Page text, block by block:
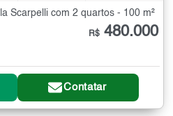
Scarpelli com 2 quartos - 100 m²
R$ 480.000
Contatar